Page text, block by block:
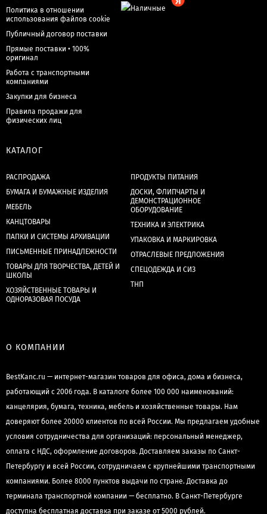
Политика в отношении
использования файлов cookie
Публичный договор поставки
Прямые поставки • 100%
оригинал
Работа с транспортными
компаниями
Закупки для бизнеса
Правила продажи для
физических лиц
КАТАЛОГ
РАСПРОДАЖА
БУМАГА И БУМАЖНЫЕ ИЗДЕЛИЯ
МЕБЕЛЬ
КАНЦТОВАРЫ
ПАПКИ И СИСТЕМЫ АРХИВАЦИИ
ПИСЬМЕННЫЕ ПРИНАДЛЕЖНОСТИ
ТОВАРЫ ДЛЯ ТВОРЧЕСТВА, ДЕТЕЙ И
ШКОЛЫ
ХОЗЯЙСТВЕННЫЕ ТОВАРЫ И
ОДНОРАЗОВАЯ ПОСУДА
ПРОДУКТЫ ПИТАНИЯ
ДОСКИ, ФЛИПЧАРТЫ И
ДЕМОНСТРАЦИОННОЕ
ОБОРУДОВАНИЕ
ТЕХНИКА И ЭЛЕКТРИКА
УПАКОВКА И МАРКИРОВКА
ОТРАСЛЕВЫЕ ПРЕДЛОЖЕНИЯ
СПЕЦОДЕЖДА И СИЗ
ТНП
О КОМПАНИИ
BestKanc.ru — интернет-магазин товаров для офиса, дома и бизнеса,
работающий с 2006 года. В каталоге более 100 000 наименований:
канцелярия, бумага, техника, мебель и хозяйственные товары. Нам
доверяют более 20000 клиентов по всей России. Мы предлагаем удобные
условия сотрудничества для организаций: персональный менеджер,
оплата с НДС, оформление договоров. Доставляем заказы по Санкт-
Петербургу и всей России, сотрудничаем с крупнейшими транспортными
компаниями. Более 8000 пунктов выдачи по стране. Доставка до
терминала транспортной компании — бесплатно. В Санкт-Петербурге
доступна бесплатная доставка при заказе от 5000 рублей.